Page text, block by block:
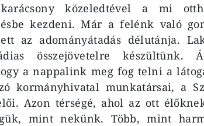
közeledtével a mi
kezdeni. Már a felénk való
az adományátadás délutánja.
összejövetelre
a nappalink meg fog telni a
kormányhivatal munkatársai, a
Azon térségé, ahol az ott
mint nekünk. Több, mint